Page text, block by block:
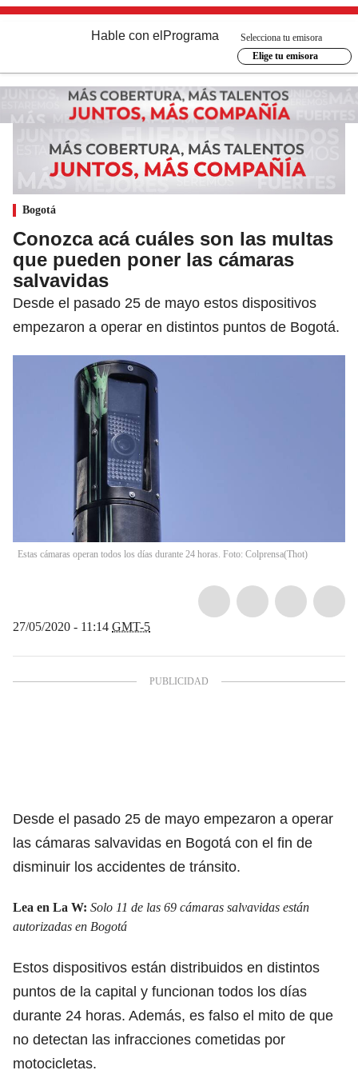
Hable con el Programa
Selecciona tu emisora
Elige tu emisora
Bogotá
Conozca acá cuáles son las multas
que pueden poner las cámaras
salvavidas
Desde el pasado 25 de mayo estos dispositivos
empezaron a operar en distintos puntos de Bogotá.
Estas cámaras operan todos los días durante 24 horas. Foto: Colprensa(Thot)
27/05/2020 - 11:14 GMT-5
Desde el pasado 25 de mayo empezaron a operar
las cámaras salvavidas en Bogotá con el fin de
disminuir los accidentes de tránsito.
Lea en La W: Solo 11 de las 69 cámaras salvavidas están
autorizadas en Bogotá
Estos dispositivos están distribuidos en distintos
puntos de la capital y funcionan todos los días
durante 24 horas. Además, es falso el mito de que
no detectan las infracciones cometidas por
motocicletas.